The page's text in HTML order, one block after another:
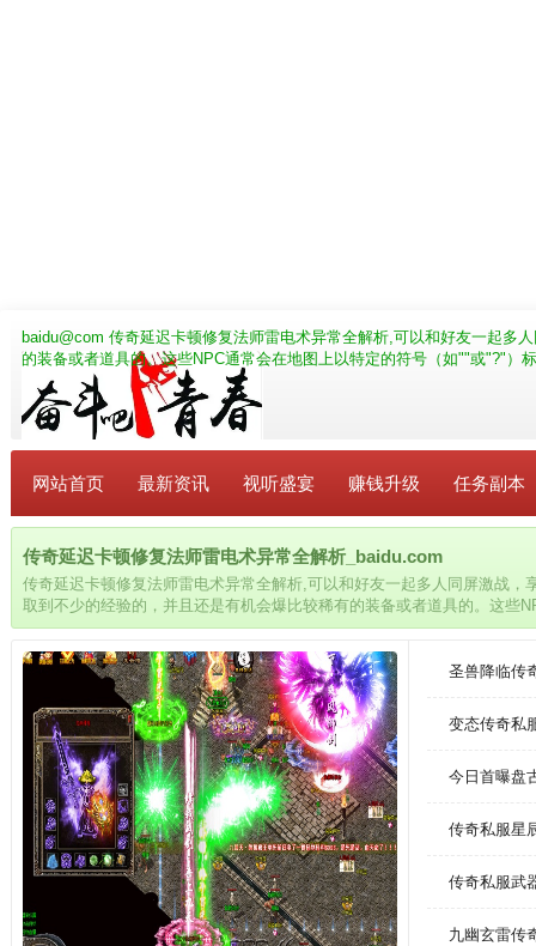
baidu@com 传奇延迟卡顿修复法师雷电术异常全解析,可以和好友一起多
的装备或者道具的。这些NPC通常会在地图上以特定的符号（如""或"?"）
网站首页 最新资讯 视听盛宴 赚钱升级 任务副本
传奇延迟卡顿修复法师雷电术异常全解析_baidu.com
传奇延迟卡顿修复法师雷电术异常全解析,可以和好友一起多人同屏激战，
取到不少的经验的，并且还是有机会爆比较稀有的装备或者道具的。这些
（如""或"?"）标注，使得他们很容易找到。
圣兽降临传
变态传奇私
今日首曝盘
传奇私服星
传奇私服武
九幽玄雷传